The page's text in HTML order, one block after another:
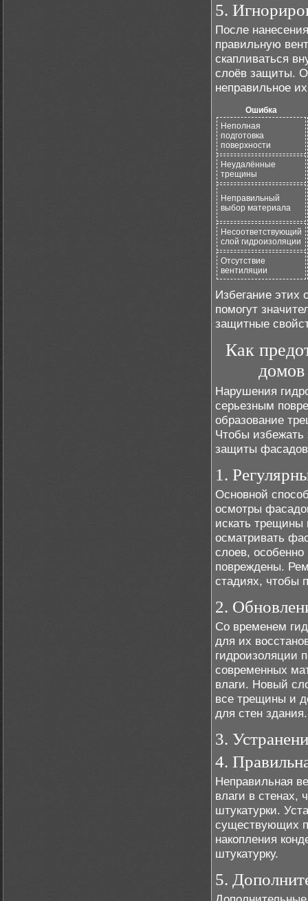
5.
После
правильную
скапливаться
слоёв защиты.
неправильное
Ошибка
Неполная
подготовка
поверхности
Неудалённые
трещины
Неправильный
выбор материала
Несоответствующий
слой гидроизоляции
Отсутствие
вентиляции
Избегание этих
помогут
защитные
Как
Нарушения
серьезным
образование
Чтобы избежать
защиты
1.
Основной
осмотры
искать трещины
осматривать
слоев,
повреждены.
стадиях, чтобы
2.
Со временем
для их
гидроизоляции
современных
влаги. Новый
все трещины и
для стен здания.
3.
4.
Неправильная
влаги в стенах,
штукатурки.
существующих
накопления
штукатурку.
5.